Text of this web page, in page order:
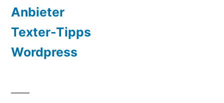
Anbieter
Texter-Tipps
Wordpress